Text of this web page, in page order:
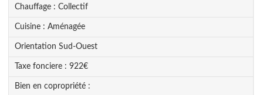
Chauffage : Collectif
Cuisine : Aménagée
Orientation Sud-Ouest
Taxe fonciere : 922€
Bien en copropriété :